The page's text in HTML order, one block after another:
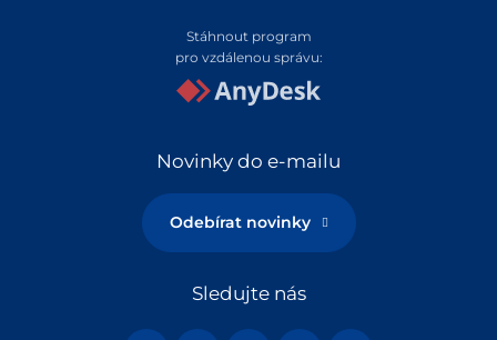
Stáhnout program
pro vzdálenou správu:
Novinky do e-mailu
Odebírat novinky
Sledujte nás